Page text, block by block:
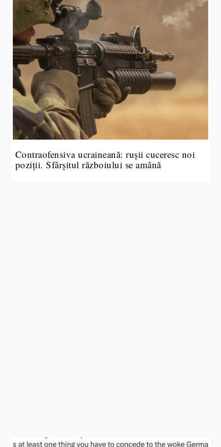
Contraofensiva ucraineană: rușii cuceresc noi
poziții. Sfârșitul războiului se amână